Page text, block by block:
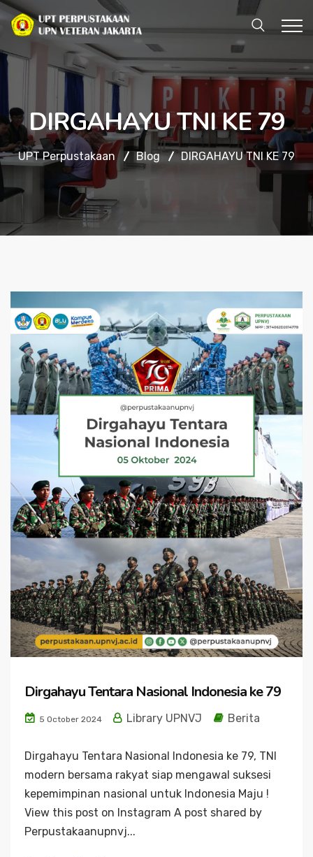
DIRGAHAYU TNI KE 79
UPT Perpustakaan Blog DIRGAHAYU TNI KE 79
Dirgahayu Tentara Nasional Indonesia ke 79
5 October 2024 Library UPNVJ Berita
Dirgahayu Tentara Nasional Indonesia ke 79, TNI
modern bersama rakyat siap mengawal suksesi
kepemimpinan nasional untuk Indonesia Maju !
View this post on Instagram A post shared by
Perpustakaanupnvj...